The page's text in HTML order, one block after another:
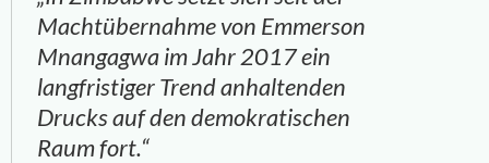
Machtübernahme von Emmerson
Mnangagwa im Jahr 2017 ein
langfristiger Trend anhaltenden
Drucks auf den demokratischen
Raum fort.“